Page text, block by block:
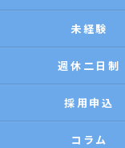
未経験
週休二日制
採用申込
コラム